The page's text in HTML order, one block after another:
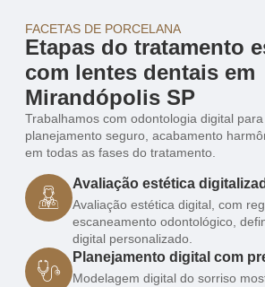
FACETAS DE PORCELANA
Etapas do tratamento
com lentes dentais em
Mirandópolis SP
Trabalhamos com odontologia digital
planejamento seguro, acabamento
em todas as fases do tratamento.
Avaliação estética
Avaliação estética digital, com
escaneamento odontológico,
digital personalizado.
Planejamento digital com
Modelagem digital do sorriso